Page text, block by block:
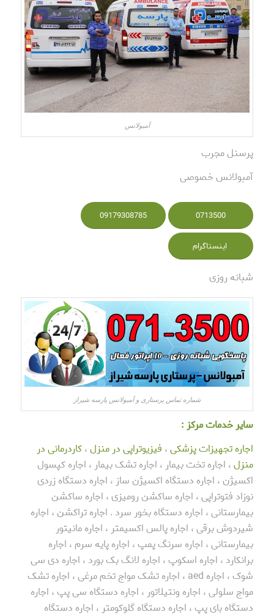
آمبولانس
پرسنل مجرب
آمبولانس خصوصی
0713500
09179308785
اینستاگرام
شبانه روزی
شماره تماس پرستاری و آمبولانس پارسه شیراز
سایر خدمات مرکز :
اجاره تجهیزات پزشکی، فیزیوتراپی در منزل،کاردرمانی در
منزل، اجاره تخت بیمار ، اجاره تشک بیمار ، اجاره کپسول
اکسیژن ، اجاره دستگاه اکسیژن ساز ، اجاره دستگاه زردی
نوزاد فتوتراپی ، اجاره ساکشن رومیزی ، اجاره ساکشن
بیمارستانی ، اجاره دستگاه بخور سرد . اجاره تراکشن ، اجاره
شیردوش برقی ، اجاره پالس اکسیمتر ، اجاره مانیتور
بیمارستانی ، اجاره سرنگ پمپ ، اجاره پایه سرم ، اجاره
برانکارد ، اجاره اسکوپ ، اجاره لانگ بک بورد ، اجاره دی سی
شوک ، اجاره aed ، اجاره تشک مواج تخم مرغی ، اجاره تشک
مواج سلولی ، اجاره ونتیلاتور ، اجاره دستگاه سی پپ ، اجاره
دستگاه بای پپ ، اجاره دستگاه گلوکومتر ، اجاره دستگاه